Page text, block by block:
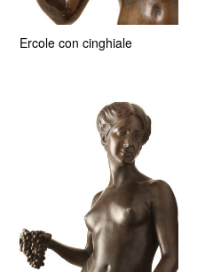
Ercole con cinghiale